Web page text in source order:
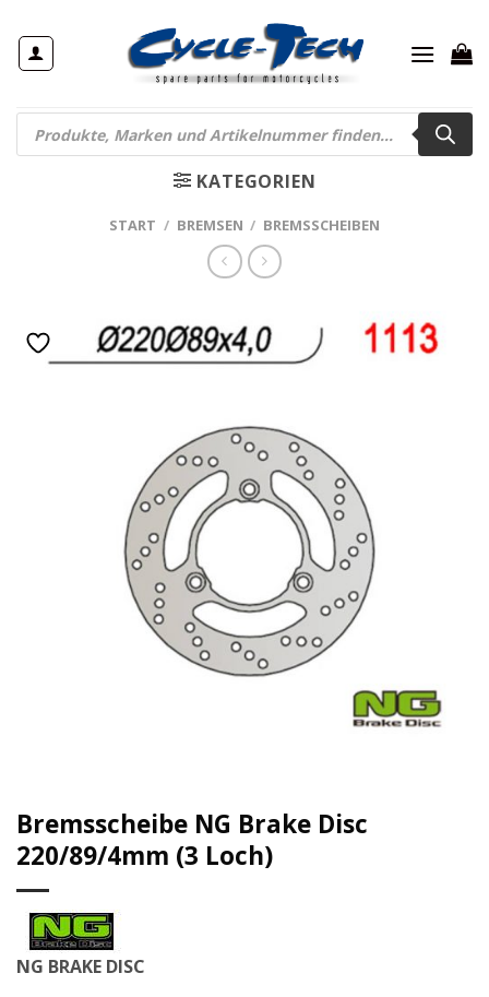
Inhalt
springen
Products
search
KATEGORIEN
START / BREMSEN / BREMSSCHEIBEN
Bremsscheibe NG Brake Disc
220/89/4mm (3 Loch)
NG BRAKE DISC